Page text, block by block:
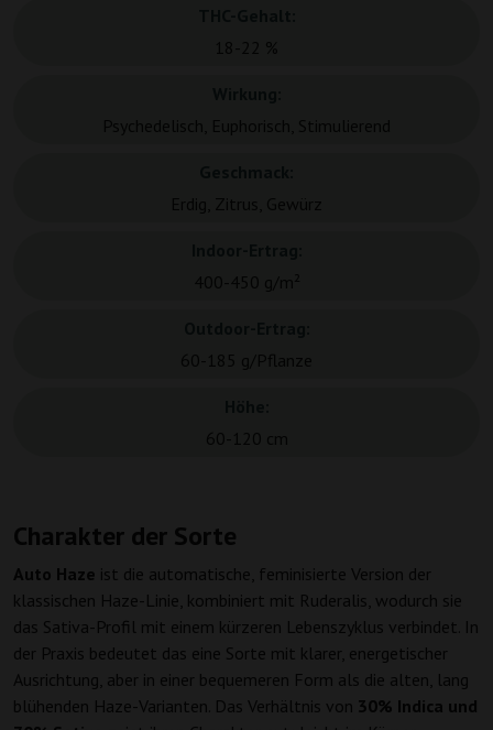
Charakter der Sorte
Auto Haze ist die automatische, feminisierte Version der
klassischen Haze-Linie, kombiniert mit Ruderalis, wodurch sie
das Sativa-Profil mit einem kürzeren Lebenszyklus verbindet. In
der Praxis bedeutet das eine Sorte mit klarer, energetischer
Ausrichtung, aber in einer bequemeren Form als die alten, lang
blühenden Haze-Varianten. Das Verhältnis von 30% Indica und